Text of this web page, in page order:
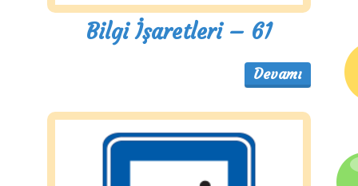
Bilgi İşaretleri – 61
Devamı